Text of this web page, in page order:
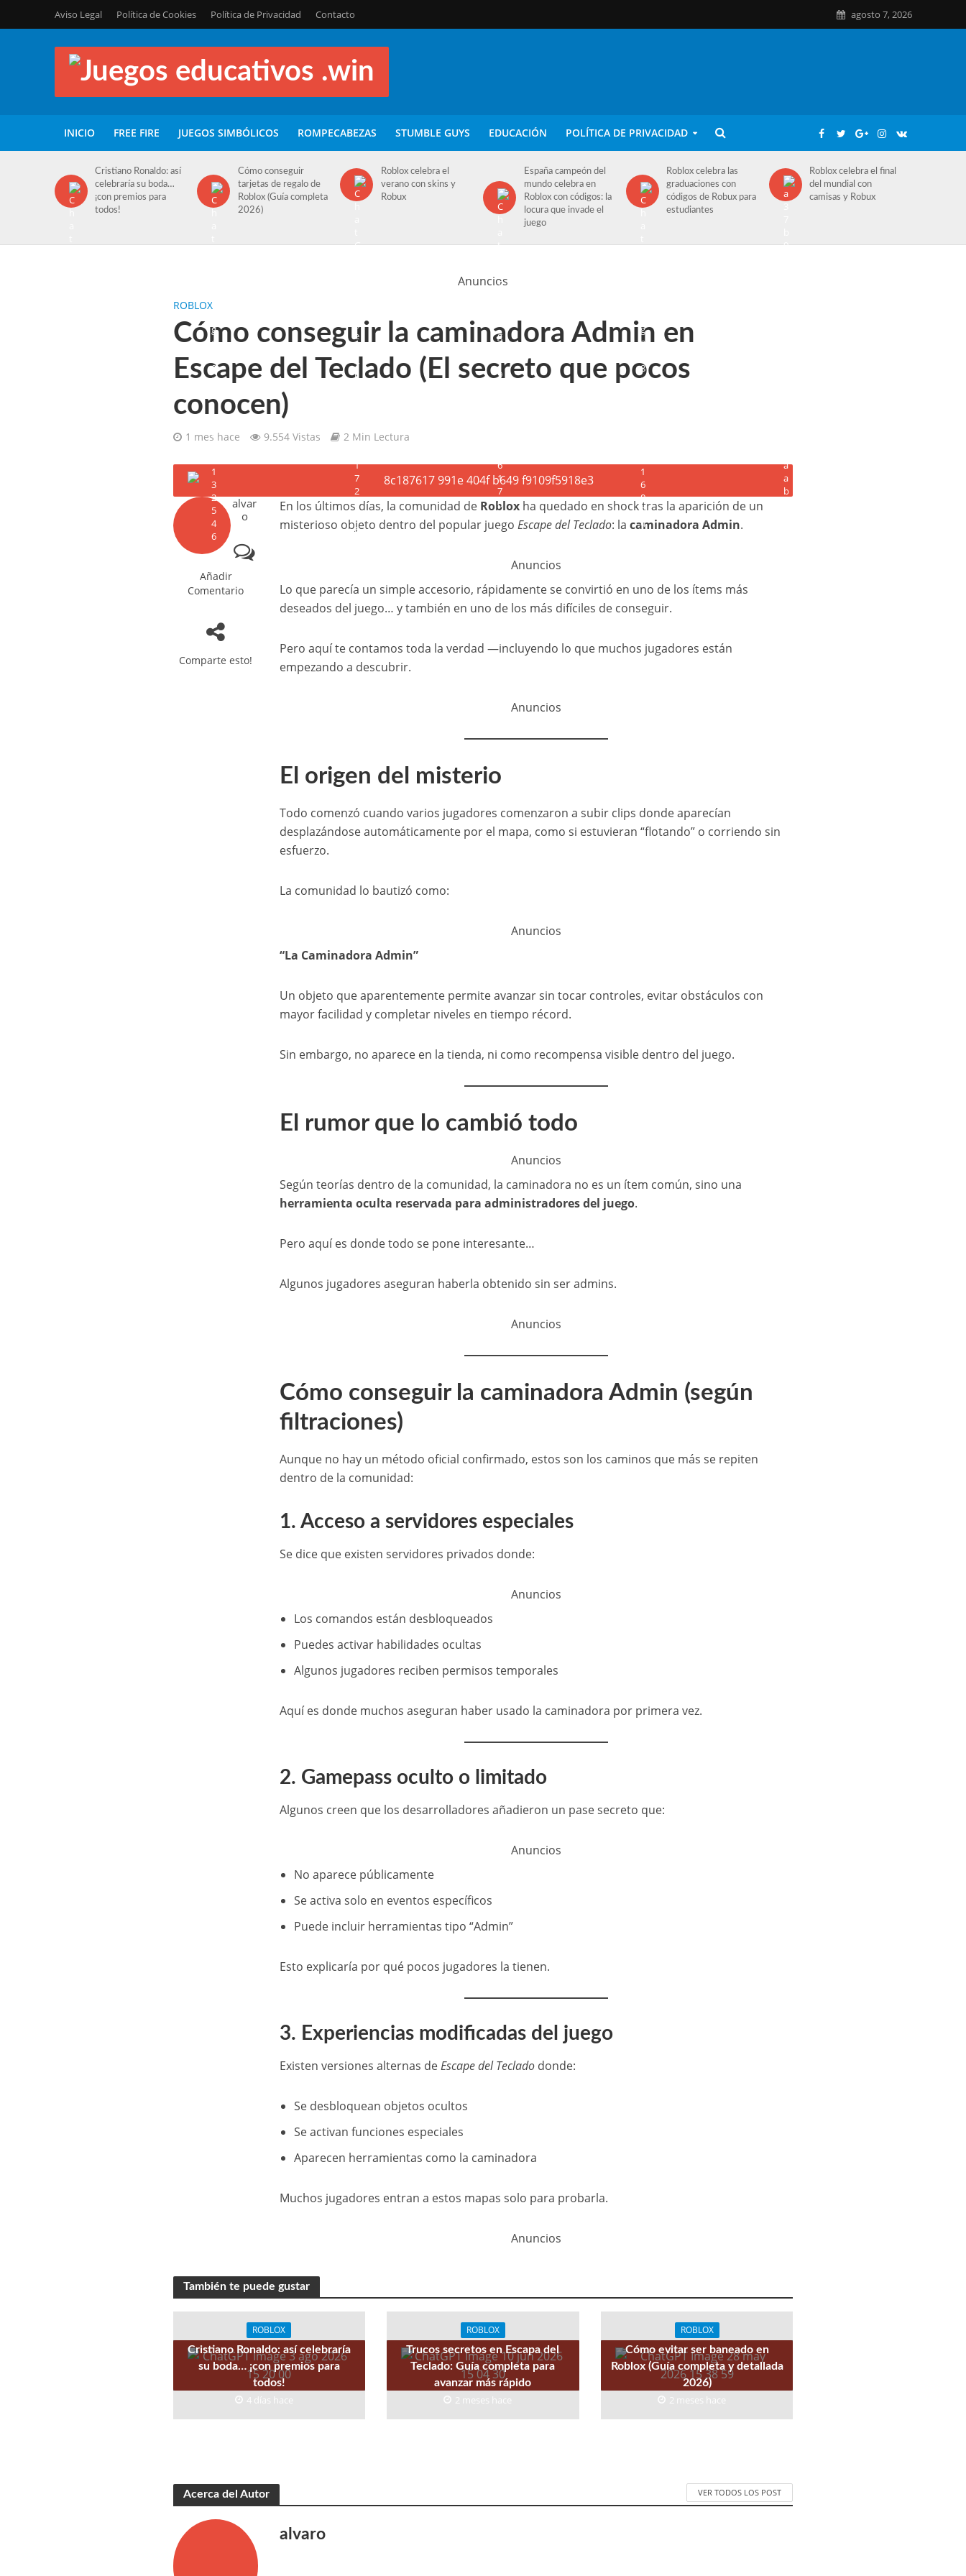
Aviso Legal Política de Cookies Política de Privacidad Contacto agosto 7, 2026
INICIO FREE FIRE JUEGOS SIMBÓLICOS ROMPECABEZAS STUMBLE GUYS EDUCACIÓN POLÍTICA DE PRIVACIDAD
Cristiano Ronaldo: así
celebraría su boda…
¡con premios para
todos!
Cómo conseguir
tarjetas de regalo de
Roblox (Guía completa
2026)
Roblox celebra el
verano con skins y
Robux
España campeón del
mundo celebra en
Roblox con códigos: la
locura que invade el
juego
Roblox celebra las
graduaciones con
códigos de Robux para
estudiantes
Roblox celebra el final
del mundial con
camisas y Robux
Anuncios
ROBLOX
Cómo conseguir la caminadora Admin en
Escape del Teclado (El secreto que pocos
conocen)
1 mes hace 9.554 Vistas 2 Min Lectura
alvar
o
Añadir
Comentario
Comparte esto!
En los últimos días, la comunidad de Roblox ha quedado en shock tras la aparición de un
misterioso objeto dentro del popular juegoEscape del Teclado: lacaminadora Admin.
Anuncios
Lo que parecía un simple accesorio, rápidamente se convirtió en uno de los ítems más
deseados del juego… y también en uno de los más difíciles de conseguir.
Pero aquí te contamos toda la verdad —incluyendo lo que muchos jugadores están
empezando a descubrir.
Anuncios
El origen del misterio
Todo comenzó cuando varios jugadores comenzaron a subir clips donde aparecían
desplazándose automáticamente por el mapa, como si estuvieran “flotando” o corriendo sin
esfuerzo.
La comunidad lo bautizó como:
Anuncios
“La Caminadora Admin”
Un objeto que aparentemente permite avanzar sin tocar controles, evitar obstáculos con
mayor facilidad y completar niveles en tiempo récord.
Sin embargo, no aparece en la tienda, ni como recompensa visible dentro del juego.
El rumor que lo cambió todo
Anuncios
Según teorías dentro de la comunidad, la caminadora no es un ítem común, sino una
herramienta oculta reservada para administradores del juego.
Pero aquí es donde todo se pone interesante…
Algunos jugadores aseguran haberla obtenido sin ser admins.
Anuncios
Cómo conseguir la caminadora Admin (según
filtraciones)
Aunque no hay un método oficial confirmado, estos son los caminos que más se repiten
dentro de la comunidad:
1. Acceso a servidores especiales
Se dice que existen servidores privados donde:
Anuncios
Los comandos están desbloqueados
Puedes activar habilidades ocultas
Algunos jugadores reciben permisos temporales
Aquí es donde muchos aseguran haber usado la caminadora por primera vez.
2. Gamepass oculto o limitado
Algunos creen que los desarrolladores añadieron un pase secreto que:
Anuncios
No aparece públicamente
Se activa solo en eventos específicos
Puede incluir herramientas tipo “Admin”
Esto explicaría por qué pocos jugadores la tienen.
3. Experiencias modificadas del juego
Existen versiones alternas deEscape del Teclado donde:
Se desbloquean objetos ocultos
Se activan funciones especiales
Aparecen herramientas como la caminadora
Muchos jugadores entran a estos mapas solo para probarla.
Anuncios
También te puede gustar
ROBLOX
Cristiano Ronaldo: así celebraría
su boda… ¡con premios para
todos!
4 días hace
ROBLOX
Trucos secretos en Escapa del
Teclado: Guía completa para
avanzar más rápido
2 meses hace
ROBLOX
Cómo evitar ser baneado en
Roblox (Guía completa y detallada
2026)
2 meses hace
Acerca del Autor VER TODOS LOS POST
alvaro